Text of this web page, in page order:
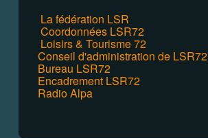
La fédération LSR
Coordonnées LSR72
Loisirs & Tourisme 72
Conseil d'administration de LSR72
Bureau LSR72
Encadrement LSR72
Radio Alpa